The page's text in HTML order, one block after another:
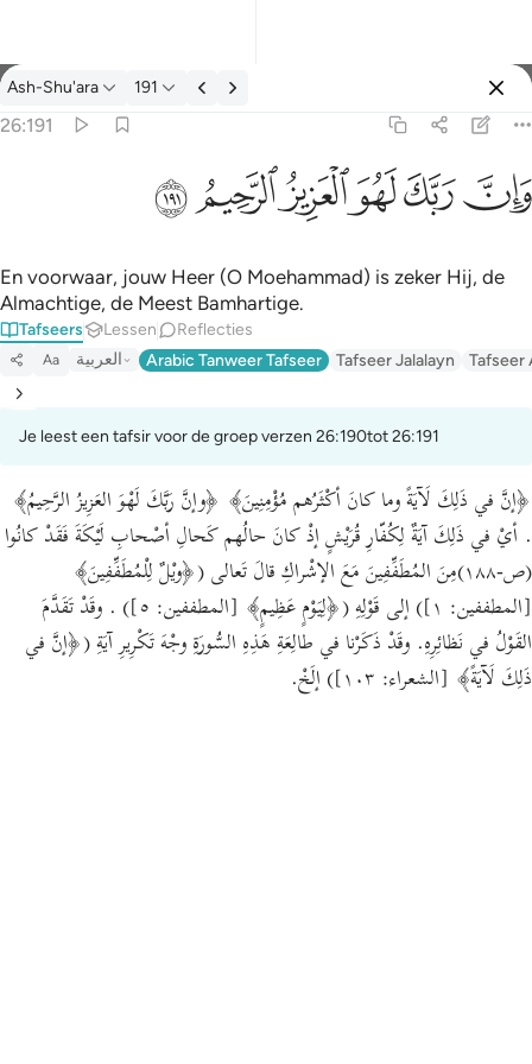
Tafseer: Ash-Shu'ara 26:191
Ash-Shu'ara 191
26:191
وَإِنَّ رَبَّكَ لَهُوَ ٱلْعَزِيزُ ٱلرَّحِيمُ ١٩١
ﱽﱾﱿﲀﲁﲂ
En voorwaar, jouw Heer (O Moehammad) is zeker Hij, de
Almachtige, de Meest Bamhartige.
Tafseers Lessen Reflecties
Aa العربية Arabic Tanweer Tafseer Tafseer Jalalayn Tafseer
Je leest een tafsir voor de groep verzen 26:190tot 26:191
﴿إنَّ في ذَلِكَ لَآيَةً وما كانَ أكْثَرُهم مُؤْمِنِينَ﴾ ﴿وإنَّ رَبَّكَ لَهْوَ العَزِيزُ الرَّحِيمُ﴾
. أيْ في ذَلِكَ آيَةٌ لِكُفّارِ قُرَيْشٍ إذْ كانَ حالُهم كَحالِ أصْحابِ لَيْكَةَ فَقَدْ كانُوا
(ص-١٨٨)مِنَ المُطَفِّفِينَ مَعَ الإشْراكِ قالَ تَعالى (﴿ويْلٌ لِلْمُطَفِّفِينَ﴾
[المطففين: ١]) إلى قَوْلِهِ (﴿لِيَوْمٍ عَظِيمٍ﴾ [المطففين: ٥]) . وقَدْ تَقَدَّمَ
القَوْلُ في نَظائِرِهِ. وقَدْ ذَكَرْنا في طالِعَةِ هَذِهِ السُّورَةِ وجْهَ تَكْرِيرِ آيَةِ (﴿إنَّ في
ذَلِكَ لَآيَةً﴾ [الشعراء: ١٠٣]) إلَخْ.